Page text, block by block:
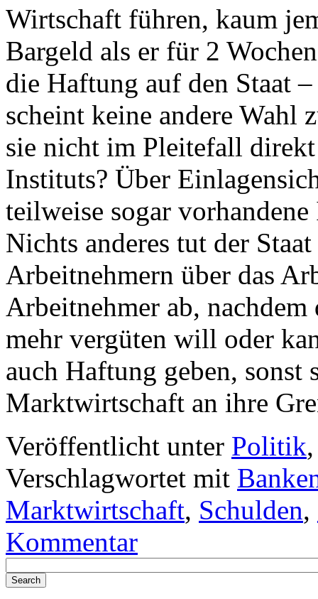
Wirtschaft führen, kaum
Bargeld als er für 2
die Haftung auf den Staat
scheint keine andere Wahl
sie nicht im Pleitefall
Instituts? Über
teilweise sogar
Nichts anderes tut der
Arbeitnehmern über das
Arbeitnehmer ab,
mehr vergüten will oder
auch Haftung geben, sonst
Marktwirtschaft an ihre
Veröffentlicht unter Politik
Verschlagwortet mit
Marktwirtschaft, Schulden,
Kommentar